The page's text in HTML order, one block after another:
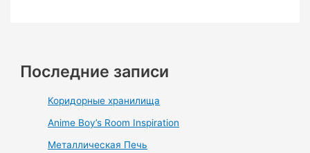
Последние записи
Коридорные хранилища
Anime Boy’s Room Inspiration
Металлическая Печь